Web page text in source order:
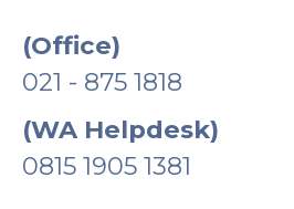
(Office)
021 - 875 1818
(WA Helpdesk)
0815 1905 1381